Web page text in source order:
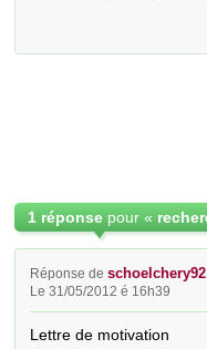
1 réponse pour «
Réponse deschoelchery92
Le 31/05/2012 é 16h39
Lettre de motivation